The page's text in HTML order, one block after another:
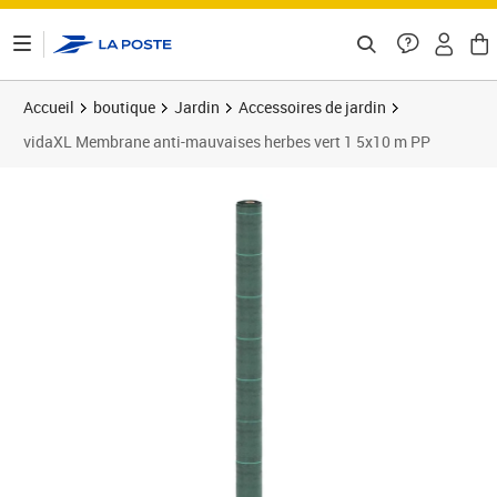
Accueil boutique Jardin
Accessoires de jardin
vidaXL Membrane anti-mauvaises herbes vert 1 5x10 m PP